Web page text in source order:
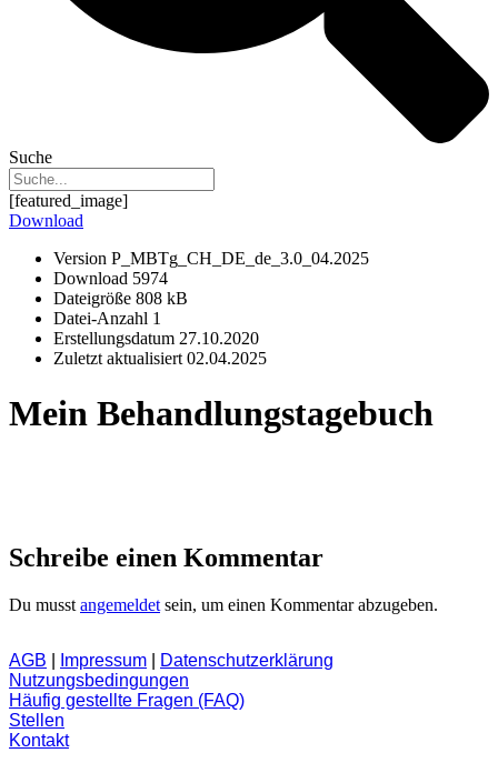
Suche
[featured_image]
Download
Version P_MBTg_CH_DE_de_3.0_04.2025
Download 5974
Dateigröße 808 kB
Datei-Anzahl 1
Erstellungsdatum 27.10.2020
Zuletzt aktualisiert 02.04.2025
Mein Behandlungstagebuch
Schreibe einen Kommentar
Du musst angemeldet sein, um einen Kommentar abzugeben.
AGB Impressum
Datenschutzerklärung
Nutzungsbedingungen
Häufig gestellte Fragen (FAQ)
Stellen
Kontakt